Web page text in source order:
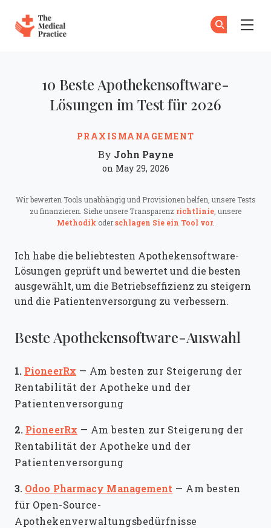
PRAXISMANAGEMENT
10 Beste Apothekensoftware-
Lösungen im Test für 2026
By John Payne
on May 29, 2026
Wir bewerten Tools unabhängig und Provisionen helfen, unsere Tests
zu finanzieren. Siehe unsere Transparenz richtlinie , unsere
Methodik oderschlagen Sie ein Tool vor.
Ich habe die beliebtesten Apothekensoftware-
Lösungen geprüft und bewertet und die besten
ausgewählt, um die Betriebseffizienz zu steigern
und die Patientenversorgung zu verbessern.
Beste Apothekensoftware-Auswahl
1. PioneerRx — Am besten zur Steigerung der
Rentabilität der Apotheke und der
Patientenversorgung
2. PioneerRx — Am besten zur Steigerung der
Rentabilität der Apotheke und der
Patientenversorgung
3. Odoo Pharmacy Management — Am besten
für Open-Source-
Apothekenverwaltungsbedürfnisse